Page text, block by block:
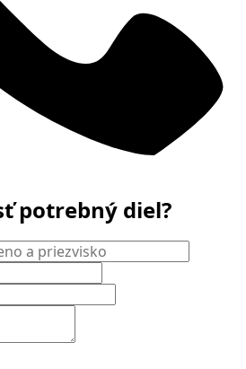
potrebný diel?